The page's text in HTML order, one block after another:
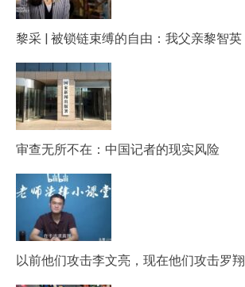
黎采 | 被锁链束缚的自由：我父亲黎智英
审查无所不在：中国记者的现实风险
以前他们攻击李文亮，现在他们攻击罗翔